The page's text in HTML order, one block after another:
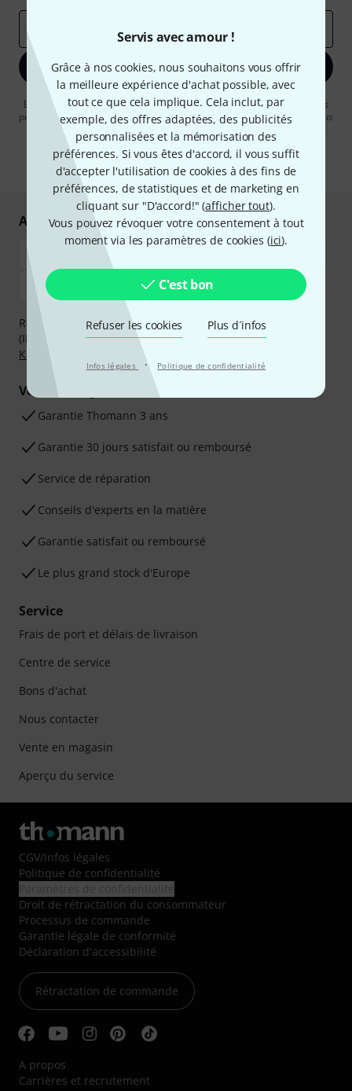
Servis avec amour !
Grâce à nos cookies, nous souhaitons vous offrir
la meilleure expérience d'achat possible, avec
tout ce que cela implique. Cela inclut, par
exemple, des offres adaptées, des publicités
personnalisées et la mémorisation des
préférences. Si vous êtes d'accord, il vous suffit
d'accepter l'utilisation de cookies à des fins de
préférences, de statistiques et de marketing en
cliquant sur "D'accord!" (afficher tout).
Vous pouvez révoquer votre consentement à tout
moment via les paramètres de cookies (ici).
C'est bon
Refuser les cookies Plus d´infos
Infos légales · Politique de confidentialité
S'inscrire maintenant
En cliquant sur "S'inscrire maintenant", vous acceptez de recevoir des
publicités par e-mail. La désinscription est possible à tout moment. Vous
pouvez trouver plus d'informations à ce sujet dans notre
confidentialité.
* Requis
Achetez et payez en toute sécurité
Réglez de manière sûre et sécurisée par Virement
(IBAN/BIC), PayPal, Amazon Pay,
Klarna Payer Maintenant
Klarna Payer en 3 fois
ou Carte de crédit.
Vos avantages
Ga­ran­tie Thomann 3 ans
Garantie 30 jours satisfait ou remboursé
Service de réparation
Conseils d'experts en la matière
Garantie satisfait ou remboursé
Le plus grand stock d'Europe
Service
Frais de port et délais de livraison
Centre de service
Bons d'achat
Nous contacter
Vente en magasin
Aperçu du service
CGV/Infos légales
Politique de confidentialité
Droit de rétractation du consommateur
Processus de commande
Garantie légale de conformité
Déclaration d'accessibilité
Rétractation de commande
A propos
Carrières et recrutement